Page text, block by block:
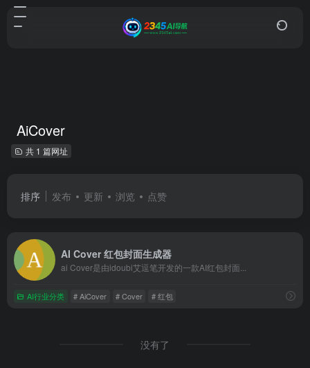
AiCover
共 1 篇网址
排序 发布 更新 浏览 点赞
AI Cover 红包封面生成器
ai Cover是由idoubi艾逗笔开发的一款AI红包封面...
AI行业分类 # AiCover # Cover # 红包
没有了